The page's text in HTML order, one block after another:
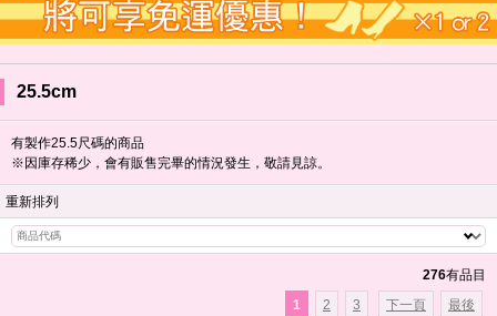
25.5cm
有製作25.5尺碼的商品
※因庫存稀少，會有販售完畢的情況發生，敬請見諒。
重新排列
276有品目
1
2 3 下一頁 最後